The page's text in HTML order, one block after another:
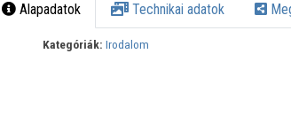
Alapadatok Technikai adatok
Kategóriák: Irodalom